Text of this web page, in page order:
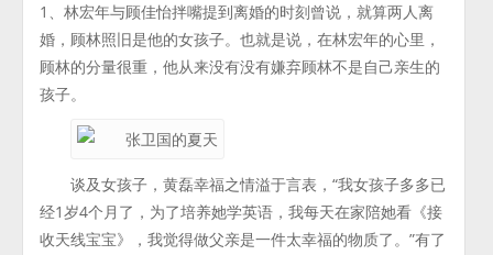
1、林宏年与顾佳怡拌嘴提到离婚的时刻曾说，就算两人离
婚，顾林照旧是他的女孩子。也就是说，在林宏年的心里，
顾林的分量很重，他从来没有没有嫌弃顾林不是自己亲生的
孩子。
谈及女孩子，黄磊幸福之情溢于言表，“我女孩子多多已
经1岁4个月了，为了培养她学英语，我每天在家陪她看《接
收天线宝宝》，我觉得做父亲是一件太幸福的物质了。”有了